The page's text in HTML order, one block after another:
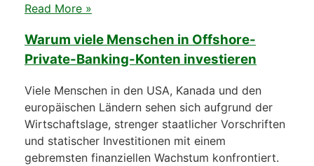
Read More »
Warum viele Menschen in Offshore-
Private-Banking-Konten investieren
Viele Menschen in den USA, Kanada und den
europäischen Ländern sehen sich aufgrund der
Wirtschaftslage, strenger staatlicher Vorschriften
und statischer Investitionen mit einem
gebremsten finanziellen Wachstum konfrontiert.